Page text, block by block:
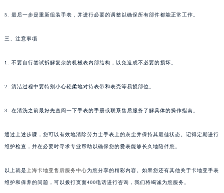
5. 最后一步是重新组装手表，并进行必要的调整以确保所有部件都能正常工作。
三、注意事项
1. 不要自行尝试拆解复杂的机械表内部结构，以免造成不必要的损坏。
2. 清洁过程中要特别小心轻柔地对待表带和表壳等易损部位。
3. 在清洗之前最好先查阅一下手表的手册或联系售后服务了解具体的操作指南。
通过上述步骤，您可以有效地清除劳力士手表上的灰尘并保持其最佳状态。记得定期进行
维护检查，并在必要时寻求专业帮助以确保您的爱表能够长久地陪伴您。
以上就是 上海卡地亚售后服务中心为您分享的精彩内容。如果您还有其他关于卡地亚手表
维护和保养的问题，可以拨打页面400电话进行咨询，我们将竭诚为您服务。